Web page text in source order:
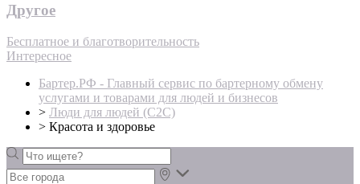
Другое
Бесплатное и благотворительность
Интересное
Бартер.РФ - Главный сервис по бартерному обмену
услугами и товарами для людей и бизнесов
> Люди для людей (С2С)
> Красота и здоровье